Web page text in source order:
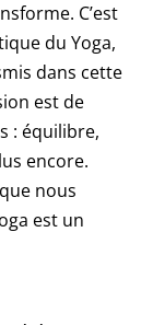
C’est
du Yoga,
dans cette
est de
: équilibre,
encore.
nous
est un